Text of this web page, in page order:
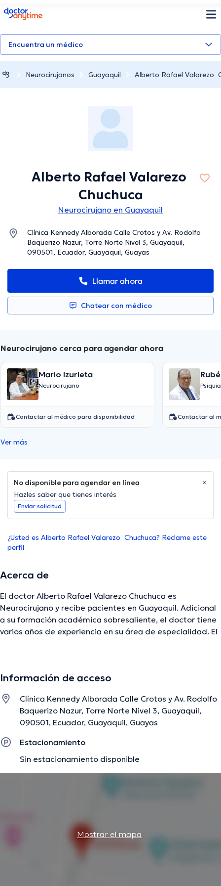
doctoranytime
Encuentra un médico
Neurocirujanos Guayaquil Alberto Rafael Valarezo
Alberto Rafael Valarezo
Chuchuca
Neurocirujano en Guayaquil
Clínica Kennedy Alborada Calle Crotos y Av. Rodolfo
Baquerizo Nazur, Torre Norte Nivel 3, Guayaquil,
090501, Ecuador, Guayaquil, Guayas
Llamar ahora
Chatear con médico
Neurocirujano cerca para agendar ahora
Mario Izurieta
Neurocirujano
Contactar al médico para disponibilidad Contactar al
Ver más
No disponible para agendar en línea
Hazles saber que tienes interés
Enviar solicitud
¿Usted es Alberto Rafael Valarezo Chuchuca? Reclame este
perfil
Acerca de
El doctor Alberto Rafael Valarezo Chuchuca es
Neurocirujano y recibe pacientes en Guayaquil. Adicional
a su formación académica sobresaliente, el doctor tiene
varios años de experiencia en su área de especialidad. El
médicas. Alberto Rafael Valarezo Chuchuca ha
una formación continua en su campo de especialización y
ha compartido diferentes publicaciones.
La descripción fue editada por el equipo de doctoranytime, con base en
información verificada.
Información de acceso
Clínica Kennedy Alborada Calle Crotos y Av. Rodolfo
Baquerizo Nazur, Torre Norte Nivel 3, Guayaquil,
090501, Ecuador, Guayaquil, Guayas
Estacionamiento
Sin estacionamiento disponible
Mostrar el mapa